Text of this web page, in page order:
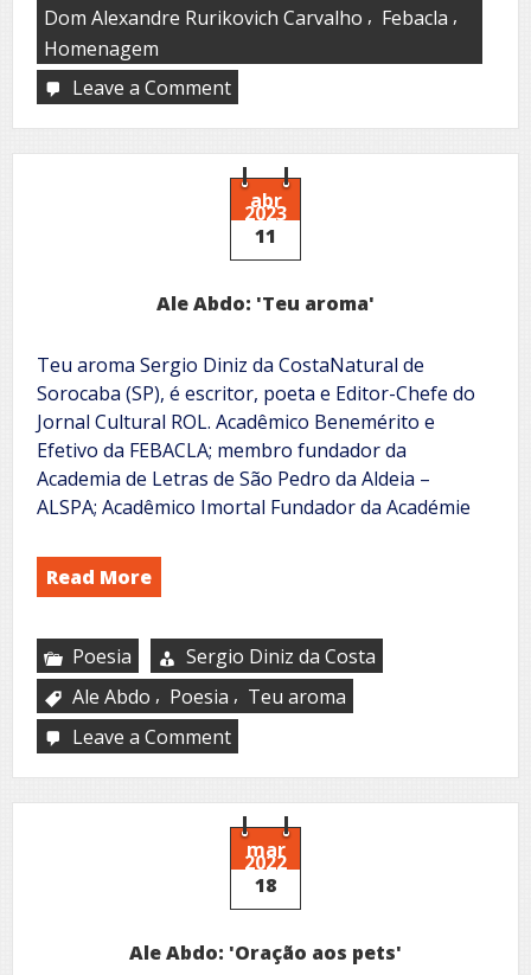
Dom Alexandre Rurikovich Carvalho , Febacla ,
Homenagem
Leave a Commenton
Abdo:
'FEBACLA
–
federação
que
enaltece
cultura'
abr
2023
11
Ale Abdo: 'Teu aroma'
Teu aroma Sergio Diniz da CostaNatural de
Sorocaba (SP), é escritor, poeta e Editor-Chefe do
Jornal Cultural ROL. Acadêmico Benemérito e
Efetivo da FEBACLA; membro fundador da
Academia de Letras de São Pedro da Aldeia –
ALSPA; Acadêmico Imortal Fundador da Académie
Read More
Poesia
Sergio Diniz da Costa
Ale Abdo , Poesia , Teu aroma
Leave a Commenton
Abdo:
'Teu
aroma'
mar
2022
18
Ale Abdo: 'Oração aos pets'